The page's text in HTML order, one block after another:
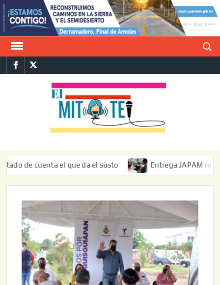
Saltar
al
contenido
FacebookTwitter
cuenta el que da el susto Entrega JAPAM